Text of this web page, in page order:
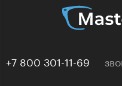
+7 800 301-11-69